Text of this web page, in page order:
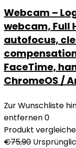
Webcam –
webcam, Full
autofocus,
FaceTime,
ChromeOS /
Zur Wunschliste
entfernen0
Produkt
€75,90